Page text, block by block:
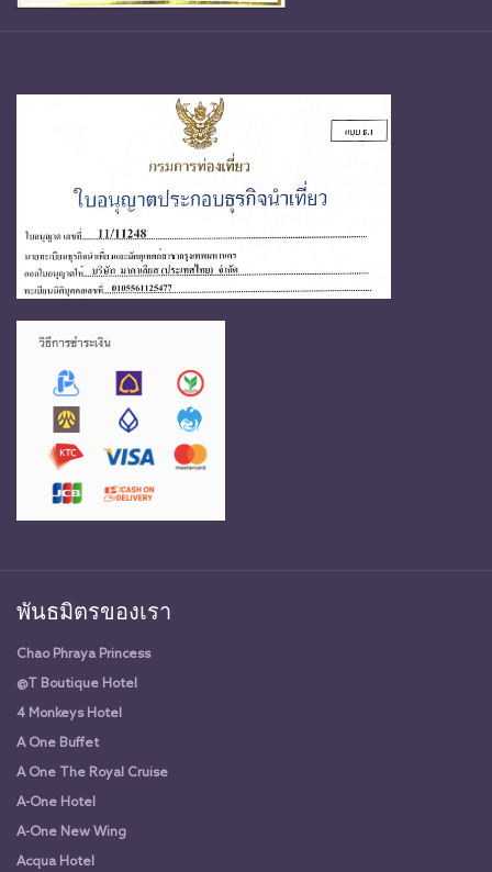
พันธมิตรของเรา
Chao Phraya Princess
@T Boutique Hotel
4 Monkeys Hotel
A One Buffet
A One The Royal Cruise
A-One Hotel
A-One New Wing
Acqua Hotel